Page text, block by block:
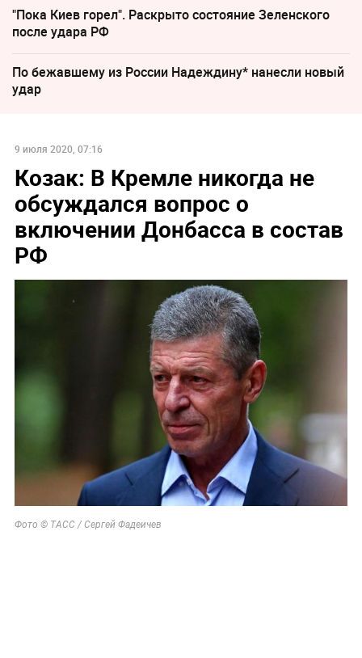
"Пока Киев горел". Раскрыто состояние Зеленского
после удара РФ
По бежавшему из России Надеждину* нанесли новый
удар
9 июля 2020, 07:16
Козак: В Кремле никогда не
обсуждался вопрос о
включении Донбасса в состав
РФ
Фото © ТАСС / Сергей Фадеичев